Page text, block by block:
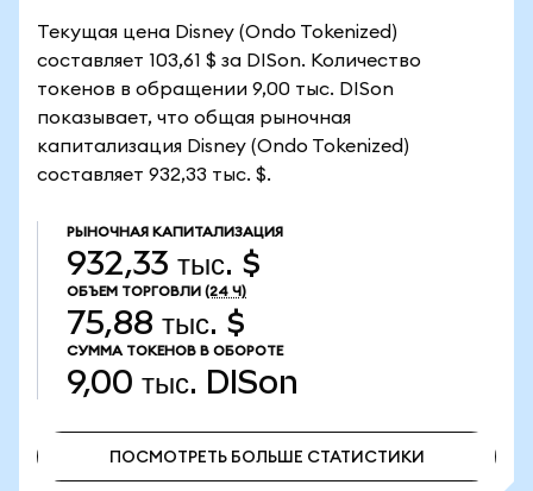
Текущая цена Disney (Ondo Tokenized)
составляет 103,61 $ за DISon. Количество
токенов в обращении 9,00 тыс. DISon
показывает, что общая рыночная
капитализация Disney (Ondo Tokenized)
составляет 932,33 тыс. $.
РЫНОЧНАЯ КАПИТАЛИЗАЦИЯ
932,33 тыс. $
ОБЪЕМ ТОРГОВЛИ (24 Ч)
75,88 тыс. $
СУММА ТОКЕНОВ В ОБОРОТЕ
9,00 тыс. DISon
ПОСМОТРЕТЬ БОЛЬШЕ СТАТИСТИКИ